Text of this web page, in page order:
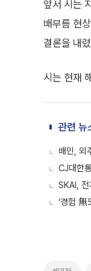
앞서 시는
배부름 현
결론을 내
시는 현재
관련 뉴
배민, 외
CJ대한
SKAI,
‘경험 無